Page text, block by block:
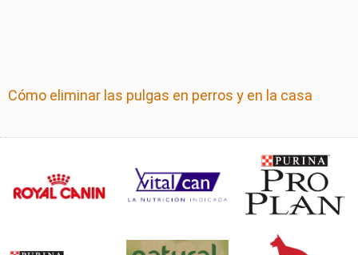
Cómo eliminar las pulgas en perros y en la casa